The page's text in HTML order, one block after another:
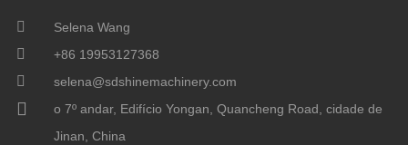
Selena Wang
+86 19953127368
selena@sdshinemachinery.com
o 7º andar, Edifício Yongan, Quancheng Road, cidade de
Jinan, China